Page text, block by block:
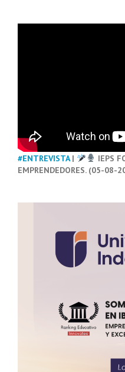
#ENTREVISTA|
IEPS
EMPRENDEDORES. (05-08-